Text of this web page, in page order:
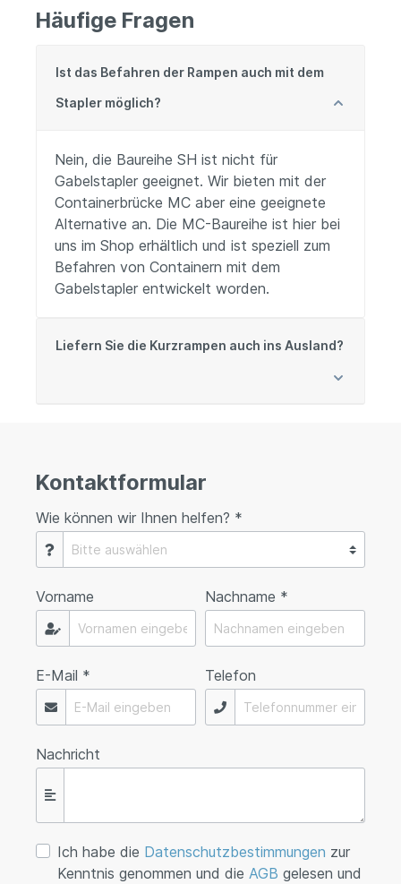
Häufige Fragen
Ist das Befahren der Rampen auch mit dem
Stapler möglich?
Nein, die Baureihe SH ist nicht für
Gabelstapler geeignet. Wir bieten mit der
Containerbrücke MC aber eine geeignete
Alternative an. Die MC-Baureihe ist hier bei
uns im Shop erhältlich und ist speziell zum
Befahren von Containern mit dem
Gabelstapler entwickelt worden.
Liefern Sie die Kurzrampen auch ins Ausland?
Kontaktformular
Wie können wir Ihnen helfen? *
Vorname Nachname *
E-Mail * Telefon
Nachricht
Ich habe die Datenschutzbestimmungen zur
Kenntnis genommen und die AGB gelesen und